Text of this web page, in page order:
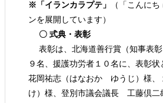
※「イランカラプテ」
（「こんに
ンを展開しています） 
〇 式典・表彰
表彰は、北海道善行賞（知事表彰
９名、援護功労者１０名に、表彰
花岡祐志（はなおか ゆうじ）様
け）様、登別市議会議長 工藤倶二